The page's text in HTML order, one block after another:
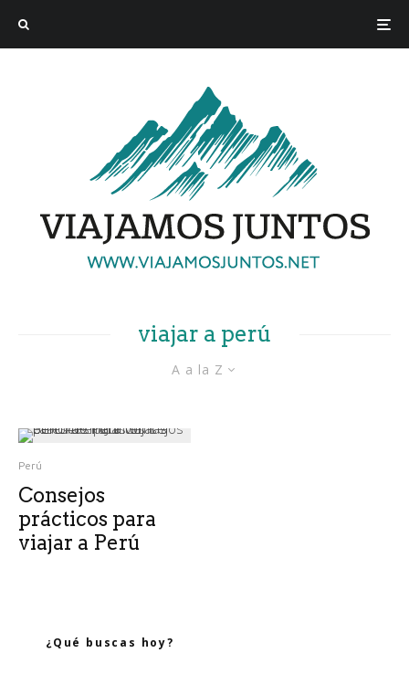
viajar a perú
A a la Z
Perú
Consejos
prácticos para
viajar a Perú
¿Qué buscas hoy?